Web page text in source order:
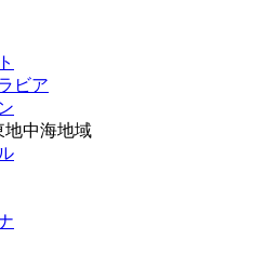
ビア
地中海地域